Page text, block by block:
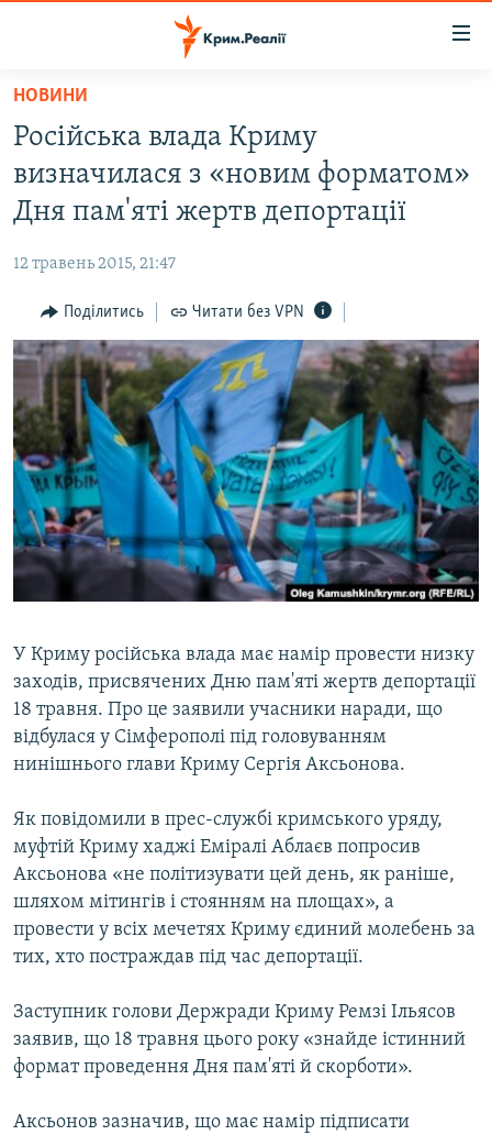
Перейти
основного
матеріалу
Перейти
до
основної
навігації
Перейти
до
пошуку
ВІДЕО ТА ФОТО
БЛОГИ
ПОГЛЯД
ІНТЕРВ'Ю
ВСЕ ЗА ДЕНЬ
СПЕЦПРОЕКТИ
ДЕПОРТАЦІЯ
ВІДЕОУРОКИ «ELIFBE»
СВІДЧЕННЯ ОКУПАЦІЇ
УКРАЇНСЬКА ПРОБЛЕМА КРИМУ
ЯК ОБІЙТИ БЛОКУВАННЯ
Русский
Qırımtatar
Усі сайти RFE/RL
НОВИНИ
Російська влада Криму
визначилася з «новим форматом»
Дня пам'яті жертв депортації
12 травень 2015, 21:47
Поділитись Читати без VPN
У Криму російська влада має намір провести низку
заходів, присвячених Дню пам'яті жертв депортації
18 травня. Про це заявили учасники наради, що
відбулася у Сімферополі під головуванням
нинішнього глави Криму Сергія Аксьонова.
Як повідомили в прес-службі кримського уряду,
муфтій Криму хаджі Еміралі Аблаєв попросив
Аксьонова «не політизувати цей день, як раніше,
шляхом мітингів і стоянням на площах», а
провести у всіх мечетях Криму єдиний молебень за
тих, хто постраждав під час депортації.
Заступник голови Держради Криму Ремзі Ільясов
заявив, що 18 травня цього року «знайде істинний
формат проведення Дня пам'яті й скорботи».
Аксьонов зазначив, що має намір підписати